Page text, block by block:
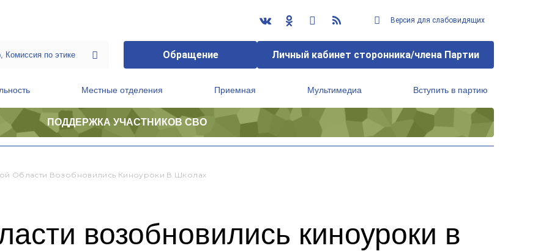
Версия для слабовидящих
Обращение Личный кабинет сторонника/члена Партии
Местные отделения Приемная Мультимедиа Вступить в партию
ПОДДЕРЖКА УЧАСТНИКОВ СВО
Области Возобновились Киноуроки В Школах
возобновились киноуроки в